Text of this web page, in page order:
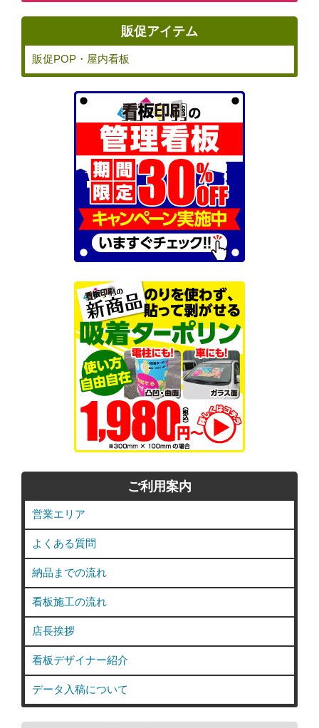
販促アイテム
販促POP・屋内看板
ご利用案内
営業エリア
よくある質問
納品までの流れ
看板施工の流れ
店長挨拶
看板デザイナー紹介
データ入稿について